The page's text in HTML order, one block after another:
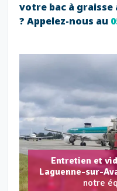
votre bac à graisse
? Appelez-nous au
Entretien et
Laguenne-sur-
notre